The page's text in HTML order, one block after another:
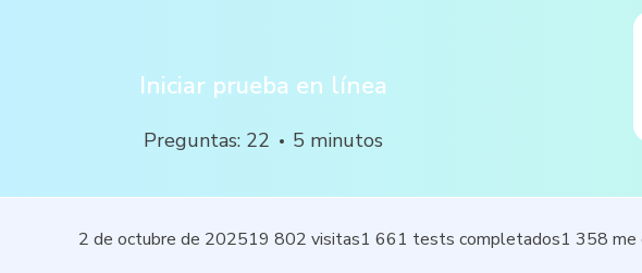
Iniciar prueba en línea
Preguntas: 22 5 minutos
2 de octubre de 202519 802 visitas1 661 tests completados1 358 me